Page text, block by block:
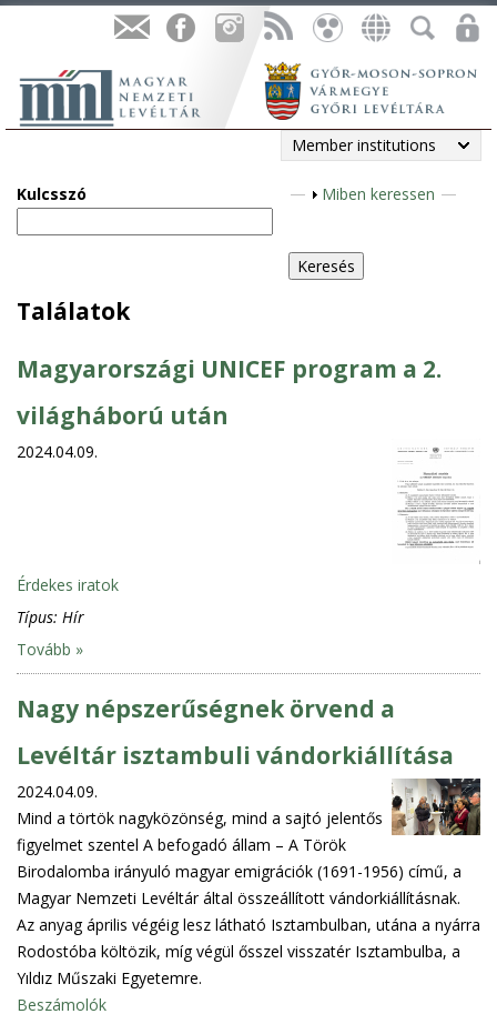
Member institutions
Kulcsszó
S
o
w
Miben keressen
Találatok
Magyarországi UNICEF program a 2.
világháború után
2024.04.09.
Érdekes iratok
Típus: Hír
Tovább »
Nagy népszerűségnek örvend a
Levéltár isztambuli vándorkiállítása
2024.04.09.
Mind a törtök nagyközönség, mind a sajtó jelentős
figyelmet szentel A befogadó állam – A Török
Birodalomba irányuló magyar emigrációk (1691-1956) című, a
Magyar Nemzeti Levéltár által összeállított vándorkiállításnak.
Az anyag április végéig lesz látható Isztambulban, utána a nyárra
Rodostóba költözik, míg végül ősszel visszatér Isztambulba, a
Yıldız Műszaki Egyetemre.
Beszámolók